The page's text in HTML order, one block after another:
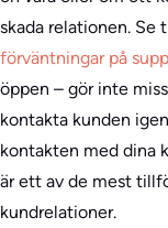
skada relationen. Se
förväntningar på
öppen – gör inte
kontakta kunden
kontakten med dina
är ett av de mest
kundrelationer.